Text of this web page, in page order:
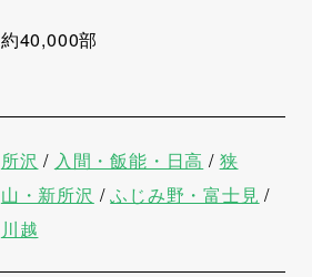
約40,000部
所沢 / 入間・飯能・日高 / 狭
山・新所沢 /ふじみ野・富士見 /
川越